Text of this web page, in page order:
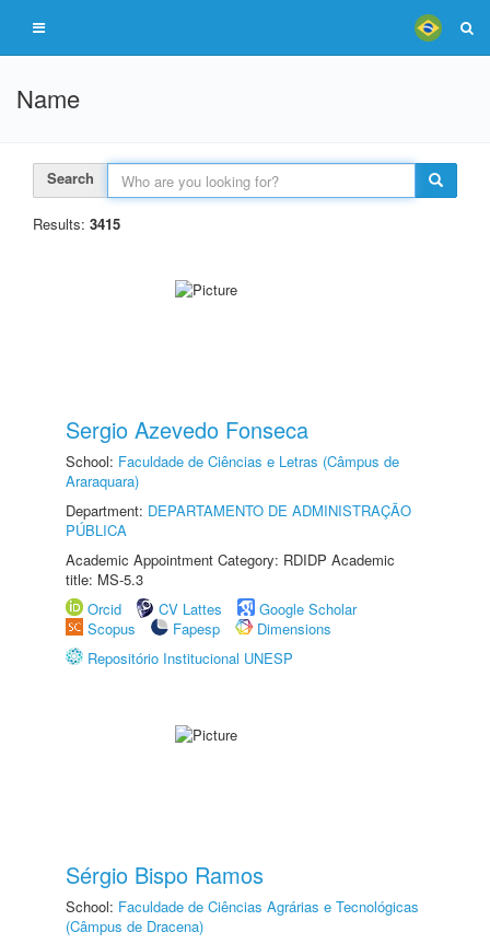
Name
Search
Results: 3415
Sergio Azevedo Fonseca
School: Faculdade de Ciências e Letras (Câmpus de
Araraquara)
Department: DEPARTAMENTO DE ADMINISTRAÇÃO
PÚBLICA
Academic Appointment Category: RDIDP Academic
title: MS-5.3
Orcid
CV Lattes
Google Scholar
Scopus
Fapesp
Dimensions
Repositório Institucional UNESP
Sérgio Bispo Ramos
School: Faculdade de Ciências Agrárias e Tecnológicas
(Câmpus de Dracena)